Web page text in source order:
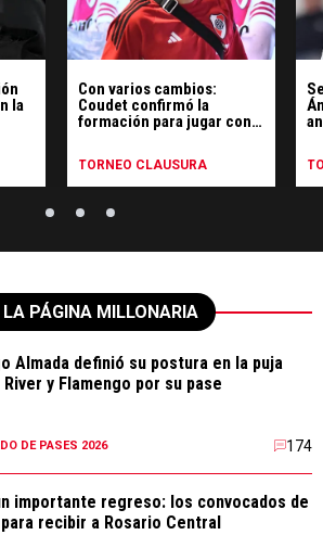
la
Con varios cambios:
Coudet confirmó la
formación para jugar con
TORNEO CLAUSURA
PÁGINA MILLONARIA
Almada definió su postura en la puja
y Flamengo por su pase
DE PASES 2026 174
importante regreso: los convocados de
para recibir a Rosario Central